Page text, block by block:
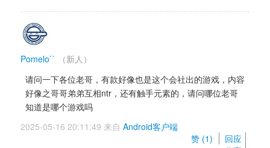
Pomelo``
（新人）
请问一下各位老哥，有款好像也是这个会社出的游戏，内容
好像之哥哥弟弟互相ntr，还有触手元素的，请问哪位老哥
知道是哪个游戏吗
2025-05-16 20:11:49 来自 Android客户端
赞 (1)
回应